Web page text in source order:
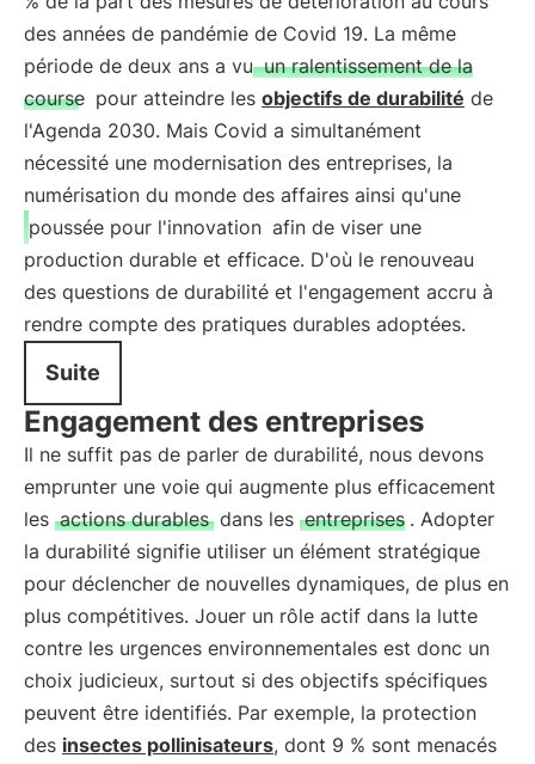
des années de pandémie de Covid 19. La même
période de deux ans a vu un ralentissement de la
course pour atteindre les objectifs de durabilité de
l'Agenda 2030. Mais Covid a simultanément
nécessité une modernisation des entreprises, la
numérisation du monde des affaires ainsi qu'une
poussée pour l'innovation afin de viser une
production durable et efficace. D'où le renouveau
des questions de durabilité et l'engagement accru à
rendre compte des pratiques durables adoptées.
Suite
Engagement des entreprises
Il ne suffit pas de parler de durabilité, nous devons
emprunter une voie qui augmente plus efficacement
les actions durables dans les entreprises . Adopter
la durabilité signifie utiliser un élément stratégique
pour déclencher de nouvelles dynamiques, de plus en
plus compétitives. Jouer un rôle actif dans la lutte
contre les urgences environnementales est donc un
choix judicieux, surtout si des objectifs spécifiques
peuvent être identifiés. Par exemple, la protection
des insectes pollinisateurs, dont 9 % sont menacés